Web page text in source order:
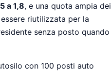
a 1,8, e una quota ampia dei
riutilizzata per la
senza posto quando
con 100 posti auto